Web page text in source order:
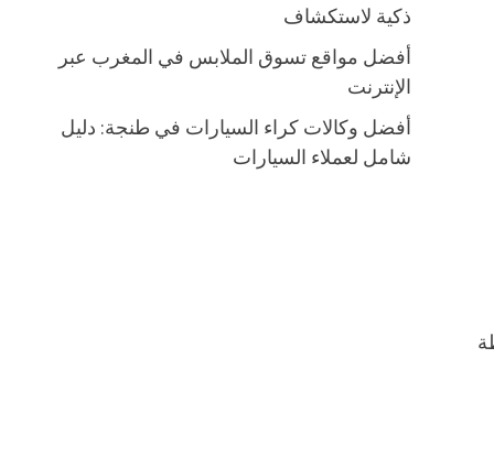
ذكية لاستكشاف
أفضل مواقع تسوق الملابس في المغرب عبر
الإنترنت
أفضل وكالات كراء السيارات في طنجة: دليل
شامل لعملاء السيارات